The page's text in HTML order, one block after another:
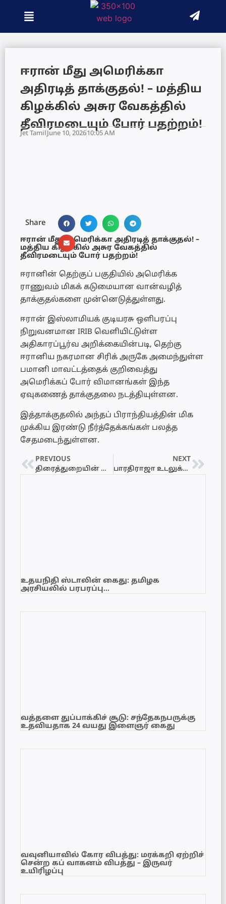
ஈரான் மீது அமெரிக்கா
அதிரடித் தாக்குதல்! – மத்திய
கிழக்கில் அசுர வேகத்தில்
தீவிரமடையும் போர் பதற்றம்!
Jet Tamil June 10, 202610:05 AM
Share
ஈரான் மீது அமெரிக்கா அதிரடித் தாக்குதல்! –
மத்திய கிழக்கில் அசுர வேகத்தில்
தீவிரமடையும் போர் பதற்றம்!
ஈரானின் தெற்குப் பகுதியில் அமெரிக்க
ராணுவம் மிகக் கடுமையான வான்வழித்
தாக்குதல்களை முன்னெடுத்துள்ளது.
ஈரான் இஸ்லாமியக் குடியரசு ஒளிபரப்பு
நிறுவனமான IRIB வெளியிட்டுள்ள
அதிகாரப்பூர்வ அறிக்கையின்படி, தெற்கு
ஈரானிய நகரமான சிரிக் அருகே அமைந்துள்ள
பமானி மாவட்டத்தைக் குறிவைத்து
அமெரிக்கப் போர் விமானங்கள் இந்த
ஏவுகணைத் தாக்குதலை நடத்தியுள்ளன.
இத்தாக்குதலில் அந்தப் பிராந்தியத்தின் மிக
முக்கிய இரண்டு நீர்த்தேக்கங்கள் பலத்த
சேதமடைந்துள்ளன.
PREVIOUS
திரைத்துறையின் மாபெரும் சகாப்தம் நிறைவுற்றது! ‘இயக்குநர் இமயம்’ பாரதிராஜா காலமானார்
NEXT
பாரதிராஜா உடலுக்கு நேரில் சென்று தமிழக முதல்வர் ஜோசப் விஜய் கண்ணீர் அஞ்சலி
உதயநிதி ஸ்டாலின் கைது: தமிழக
அரசியலில் பரபரப்பு…
வத்தளை துப்பாக்கிச் சூடு: சந்தேகநபருக்கு
உதவியதாக 24 வயது இளைஞர் கைது
வவுனியாவில் கோர விபத்து: மரக்கறி ஏற்றிச்
சென்ற கப் வாகனம் விபத்து – இருவர்
உயிரிழப்பு